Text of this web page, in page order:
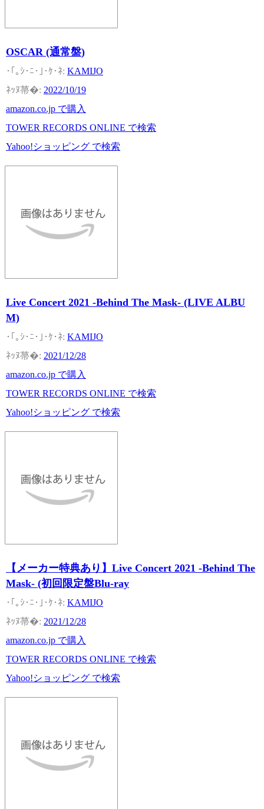
OSCAR (通常盤)
KAMIJO
2022/10/19
amazon.co.jp で購入
TOWER RECORDS ONLINE で検索
Yahoo!ショッピング で検索
Live Concert 2021 -Behind The Mask- (LIVE ALBU
M)
KAMIJO
2021/12/28
amazon.co.jp で購入
TOWER RECORDS ONLINE で検索
Yahoo!ショッピング で検索
【メーカー特典あり】Live Concert 2021 -Behind The
Mask- (初回限定盤Blu-ray
KAMIJO
2021/12/28
amazon.co.jp で購入
TOWER RECORDS ONLINE で検索
Yahoo!ショッピング で検索